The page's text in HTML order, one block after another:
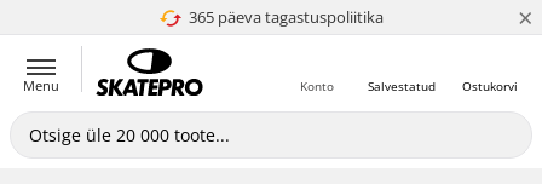
365 päeva tagastuspoliitika
4.8 paljaks 5 ×
Menu Ostukorvi
Salvestatud
Konto